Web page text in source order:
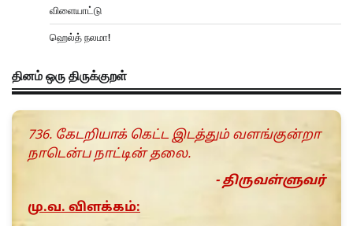
விளையாட்டு
ஹெல்த் நலமா!
தினம் ஒரு திருக்குறள்
736. கேடறியாக் கெட்ட இடத்தும் வளங்குன்றா
நாடென்ப நாட்டின் தலை.
- திருவள்ளுவர்
மு.வ. விளக்கம்: